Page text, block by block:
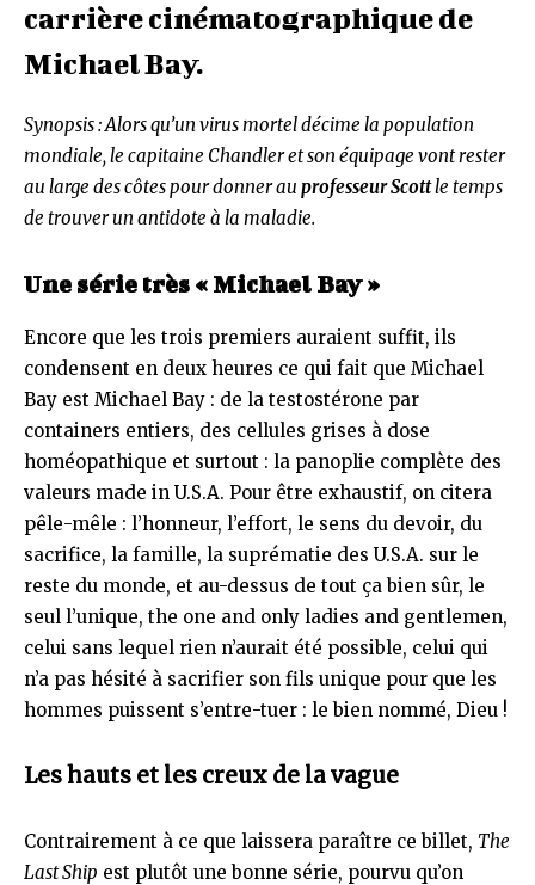
carrière cinématographique de
Michael Bay.
Synopsis : Alors qu’un virus mortel décime la population
mondiale, le capitaine Chandler et son équipage vont rester
au large des côtes pour donner au professeur Scottle temps
de trouver un antidote à la maladie.
Une série très « Michael Bay »
Encore que les trois premiers auraient suffit, ils
condensent en deux heures ce qui fait que Michael
Bay est Michael Bay : de la testostérone par
containers entiers, des cellules grises à dose
homéopathique et surtout : la panoplie complète des
valeurs made in U.S.A. Pour être exhaustif, on citera
pêle-mêle : l’honneur, l’effort, le sens du devoir, du
sacrifice, la famille, la suprématie des U.S.A. sur le
reste du monde, et au-dessus de tout ça bien sûr, le
seul l’unique, the one and only ladies and gentlemen,
celui sans lequel rien n’aurait été possible, celui qui
n’a pas hésité à sacrifier son fils unique pour que les
hommes puissent s’entre-tuer : le bien nommé, Dieu !
Les hauts et les creux de la vague
Contrairement à ce que laissera paraître ce billet, The
Last Ship est plutôt une bonne série, pourvu qu’on